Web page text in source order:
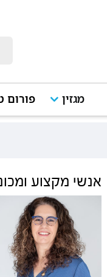
מגזין פורום
אנשי מקצוע